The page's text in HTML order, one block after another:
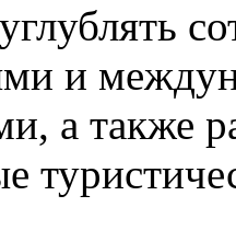
и
а также